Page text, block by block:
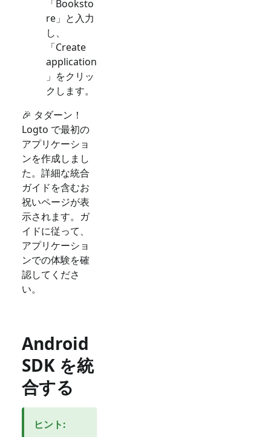
「Booksto
re」と入力
し、
「Create
application
」をクリッ
クします。
🎉 タダーン！
Logto で最初の
アプリケーショ
ンを作成しまし
た。詳細な統合
ガイドを含むお
祝いページが表
示されます。ガ
イドに従って、
アプリケーショ
ンでの体験を確
認してくださ
い。
Android
SDK を統
合する
ヒント: